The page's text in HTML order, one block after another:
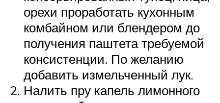
орехи проработать кухонным
комбайном или блендером до
получения паштета требуемой
консистенции. По желанию
добавить измельченный лук.
Налить пру капель лимонного